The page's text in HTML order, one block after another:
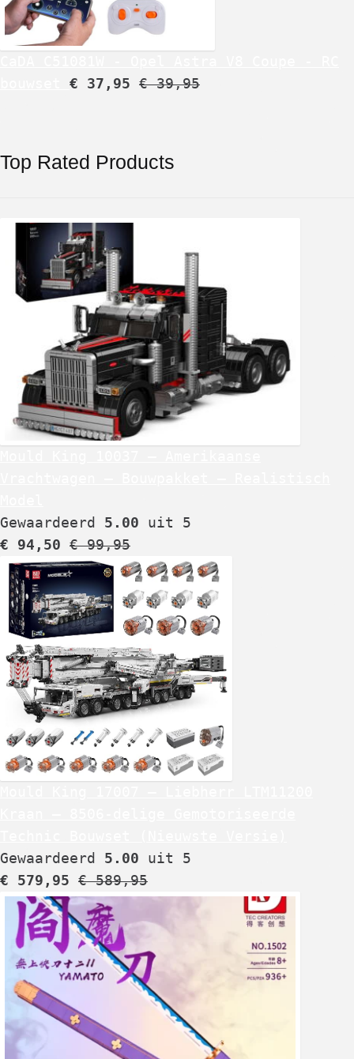
€ 37,95 €39,95
Top Rated Products
Gewaardeerd 5.00 uit 5
€ 94,50 €99,95
Gewaardeerd 5.00 uit 5
€ 579,95 €589,95